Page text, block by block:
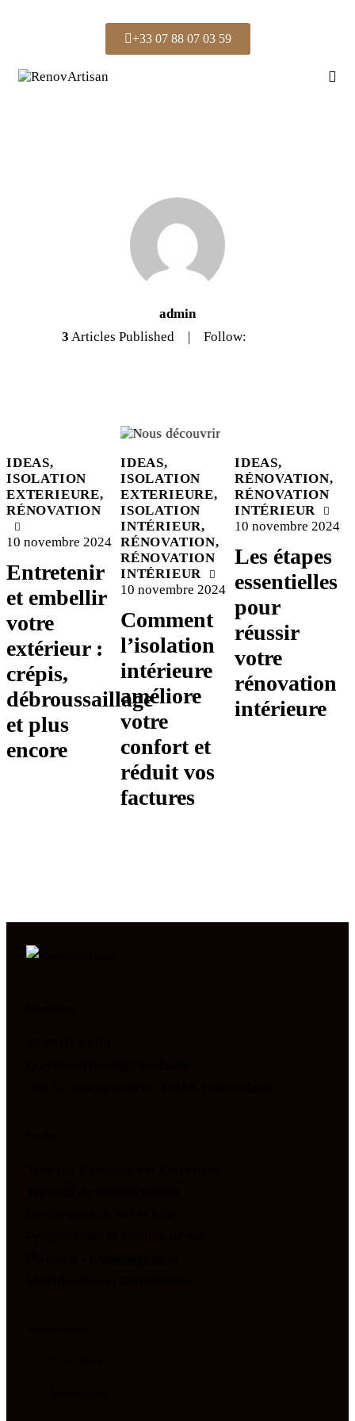
+33 07 88 07 03 59
admin
3 Articles Published Follow:
IDEAS,
ISOLATION
EXTERIEURE,
RÉNOVATION
10 novembre 2024
Entretenir
et embellir
votre
extérieur :
crépis,
débroussaillage
et plus
encore
IDEAS,
ISOLATION
EXTERIEURE,
ISOLATION
INTÉRIEUR,
RÉNOVATION,
RÉNOVATION
INTÉRIEUR
10 novembre 2024
Comment
l’isolation
intérieure
améliore
votre
confort et
réduit vos
factures
IDEAS,
RÉNOVATION,
RÉNOVATION
INTÉRIEUR
10 novembre 2024
Les étapes
essentielles
pour
réussir
votre
rénovation
intérieure